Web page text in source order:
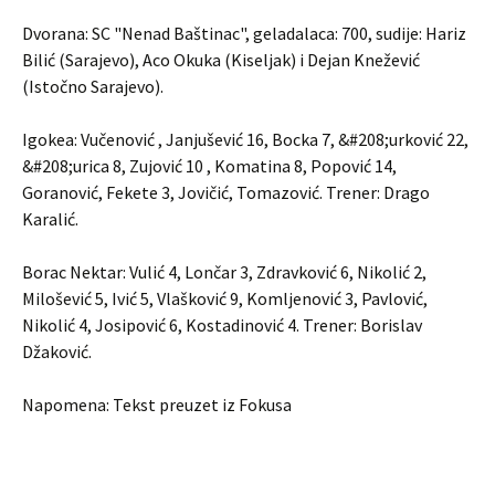
Dvorana: SC "Nenad Baštinac", geladalaca: 700, sudije: Hariz
Bilić (Sarajevo), Aco Okuka (Kiseljak) i Dejan Knežević
(Istočno Sarajevo).
Igokea: Vučenović , Janjušević 16, Bocka 7, &#208;urković 22,
&#208;urica 8, Zujović 10 , Komatina 8, Popović 14,
Goranović, Fekete 3, Jovičić, Tomazović. Trener: Drago
Karalić.
Borac Nektar: Vulić 4, Lončar 3, Zdravković 6, Nikolić 2,
Milošević 5, Ivić 5, Vlašković 9, Komljenović 3, Pavlović,
Nikolić 4, Josipović 6, Kostadinović 4. Trener: Borislav
Džaković.
Napomena: Tekst preuzet iz Fokusa